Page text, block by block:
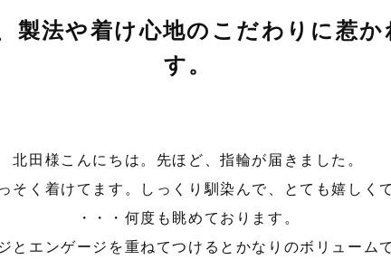
製法や着け心地のこだわりに惹
す。
北田様こんにちは。先ほど、指輪が届きました。
そく着けてます。しっくり馴染んで、とても嬉しくて
・・・何度も眺めております。
とエンゲージを重ねてつけるとかなりのボリューム